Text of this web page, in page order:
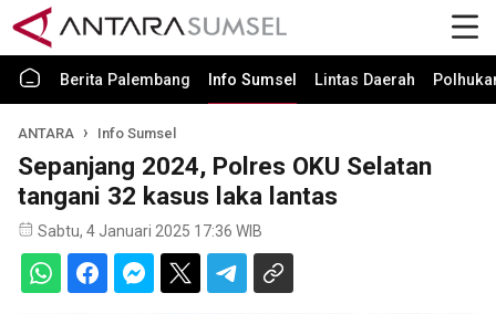
Berita Palembang Info Sumsel Lintas Daerah
ANTARA Info Sumsel
Sepanjang 2024, Polres OKU Selatan
tangani 32 kasus laka lantas
Sabtu, 4 Januari 2025 17:36 WIB